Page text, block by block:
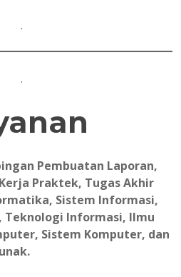
.
.
Pembuatan Laporan,
Praktek, Tugas Akhir
Sistem Informasi,
Teknologi Informasi, Ilmu
Sistem Komputer, dan